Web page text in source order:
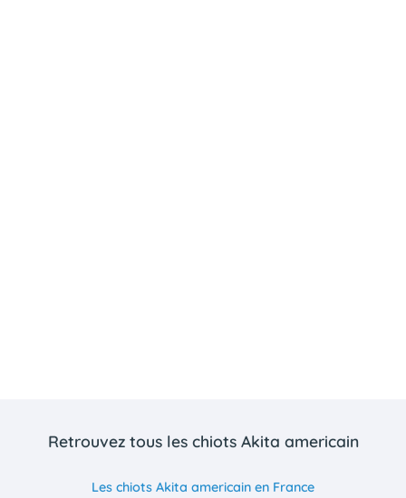
Retrouvez tous les chiots Akita americain
Les chiots Akita americain en France